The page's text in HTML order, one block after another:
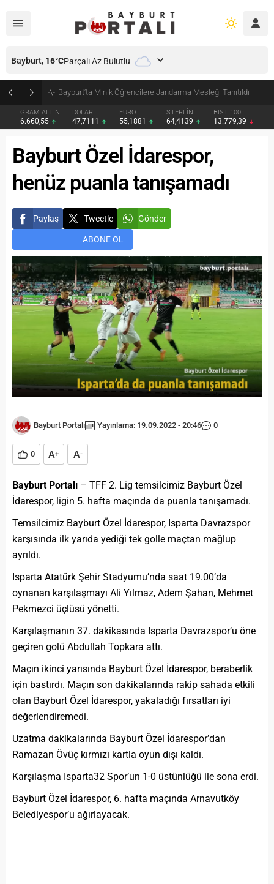
Bayburt’ta Minik Öğrencilere Jandarma Mesleği Tanıtıldı
GRAM ALTIN
6.660,55
DOLAR
47,7111
EURO
55,1881
STERLİN
64,4139
BIST 100
13.779,39
Bayburt, 16°CParçalı Az Bulutlu
Bayburt Özel İdarespor,
henüz puanla tanışamadı
Paylaş Tweetle Gönder
ABONE OL
Bayburt Portalı Yayınlama: 19.09.2022 - 20:46 0
0 A+ A-
Bayburt Portalı – TFF 2. Lig temsilcimiz Bayburt Özel
İdarespor, ligin 5. hafta maçında da puanla tanışamadı.
Temsilcimiz Bayburt Özel İdarespor, Isparta Davrazspor
karşısında ilk yarıda yediği tek golle maçtan mağlup
ayrıldı.
Isparta Atatürk Şehir Stadyumu’nda saat 19.00’da
oynanan karşılaşmayı Ali Yılmaz, Adem Şahan, Mehmet
Pekmezci üçlüsü yönetti.
Karşılaşmanın 37. dakikasında Isparta Davrazspor’u öne
geçiren golü Abdullah Topkara attı.
Maçın ikinci yarısında Bayburt Özel İdarespor, beraberlik
için bastırdı. Maçın son dakikalarında rakip sahada etkili
olan Bayburt Özel İdarespor, yakaladığı fırsatları iyi
değerlendiremedi.
Uzatma dakikalarında Bayburt Özel İdarespor’dan
Ramazan Övüç kırmızı kartla oyun dışı kaldı.
Karşılaşma Isparta32 Spor’un 1-0 üstünlüğü ile sona erdi.
Bayburt Özel İdarespor, 6. hafta maçında Arnavutköy
Belediyespor’u ağırlayacak.